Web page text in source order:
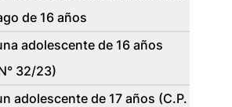
de 16 años
adolescente de 16 años
32/23)
adolescente de 17 años (C.P.